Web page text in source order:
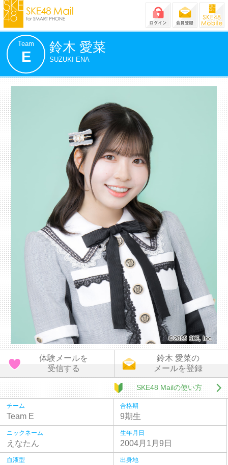
Team
E
鈴木 愛菜
SUZUKI ENA
体験メールを
受信する
鈴木 愛菜の
メールを登録
SKE48 Mailの使い方
チーム
Team E
合格期
9期生
ニックネーム
えなたん
生年月日
2004月1月9日
血液型 出身地